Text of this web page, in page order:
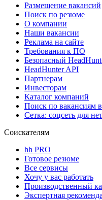
Размещение вакансий
Поиск по резюме
О компании
Наши вакансии
Реклама на сайте
Требования к ПО
Безопасный
HeadHunter API
Партнерам
Инвесторам
Каталог компаний
Поиск по вакансиям
Сетка: соцсеть для
Соискателям
hh PRO
Готовое резюме
Все сервисы
Хочу у вас работать
Производственный
Экспертная